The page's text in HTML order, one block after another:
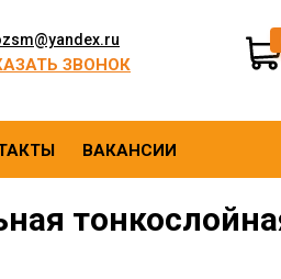
ВАКАНСИИ
ЗВОНОК